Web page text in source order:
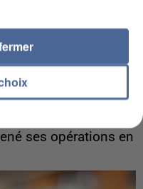
de la DZ Mafia
ses opérations en